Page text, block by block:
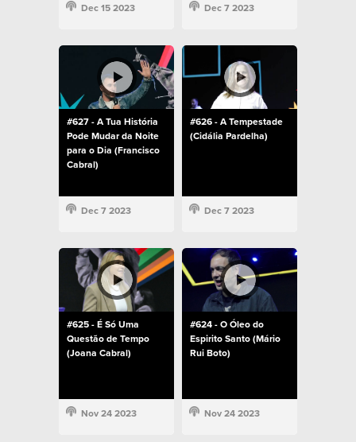
Dec 15 2023 Dec 7 2023
#627 - A Tua História
Pode Mudar da Noite
para o Dia (Francisco
Cabral)
Dec 7 2023
#626 - A Tempestade
(Cidália Pardelha)
Dec 7 2023
#625 - É Só Uma
Questão de Tempo
(Joana Cabral)
Nov 24 2023
#624 - O Óleo do
Espirito Santo (Mário
Rui Boto)
Nov 24 2023